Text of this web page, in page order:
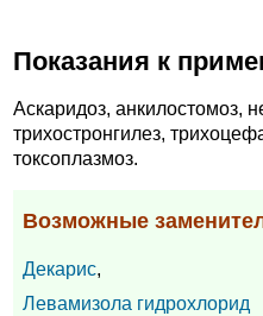
Показания к
Аскаридоз, анкилостомоз,
трихостронгилез,
токсоплазмоз.
Возможные
Декарис,
Левамизола гидрохлорид